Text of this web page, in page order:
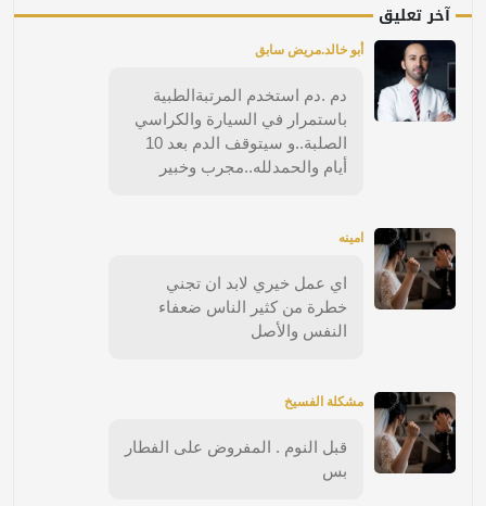
آخر تعليق
أبو خالد.مريض سابق
دم .دم استخدم المرتبةالطبية
باستمرار في السيارة والكراسي
الصلبة..و سيتوقف الدم بعد 10
أيام والحمدلله..مجرب وخبير
امينه
اي عمل خيري لابد ان تجني
خطرة من كثير الناس ضعفاء
النفس والأصل
مشكلة الفسيخ
قبل النوم . المفروض على الفطار
بس